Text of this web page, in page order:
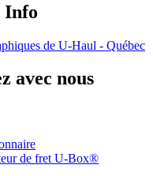
Info
de U-Haul - Québec
avec nous
de fret U-Box®